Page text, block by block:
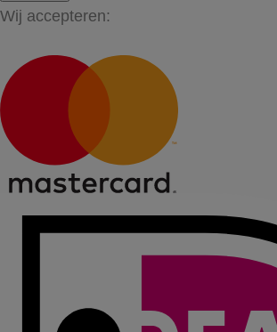
Wij accepteren: